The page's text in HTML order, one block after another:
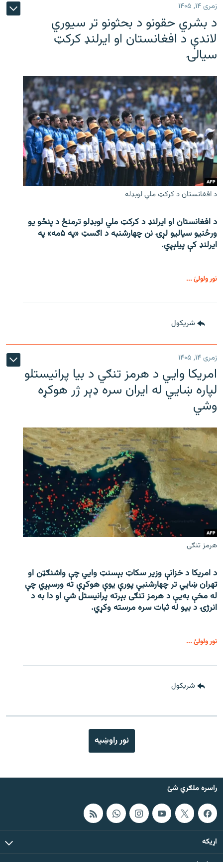
زمری ۱۴, ۱۴۰۵
د بشري حقونو د بحثونو تر سیوري
لاندې د افغانستان او ایرلنډ کرکټ
سیالۍ
د افغانستان د کرکټ ملي لوبډله
د افغانستان او ایرلنډ د کرکټ ملي لوبډلو ترمنځ د پنځو یو
ورځنیو سیالیو لړۍ نن چهارشنبه د اګسټ «په ۵مه» په
ایرلنډ کې پیلېږي.
نور ولولئ ...
شريکول
زمری ۱۴, ۱۴۰۵
امریکا وايي د هرمز تنګي د بیا پرانیستلو
لپاره ښایي له ایران سره ډېر ژر هوکړه
وشي
هرمز تنګی
د امریکا د خزانې وزیر سکاټ بېسنټ وایي چې واشنګټن او
تهران ښايي تر چهارشنبې پورې یوې هوکړې ته ورسېږي چې
له مخې به‌یې د هرمز تنګی بېرته پرانیستل شي او دا به د
انرژۍ د بیو له ثبات سره مرسته وکړي.
نور ولولئ ...
شريکول
نور راوښيه
راسره ملګري شئ
اړيکه